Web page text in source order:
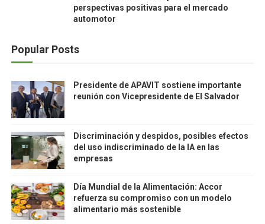
perspectivas positivas para el mercado
automotor
Popular Posts
Presidente de APAVIT sostiene importante
reunión con Vicepresidente de El Salvador
Discriminación y despidos, posibles efectos
del uso indiscriminado de la IA en las
empresas
Día Mundial de la Alimentación: Accor
refuerza su compromiso con un modelo
alimentario más sostenible